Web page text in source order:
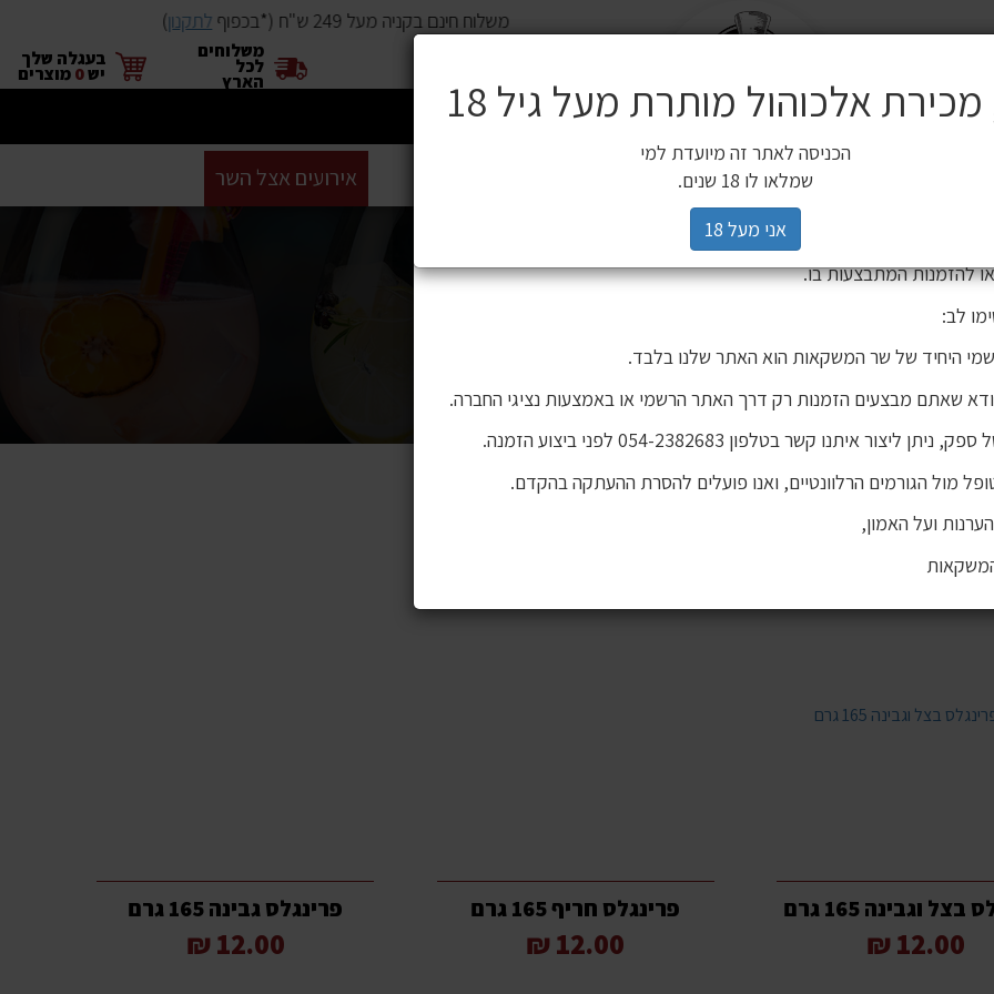
משלוח חינם בקניה מעל 249 ש"ח (*בכפוף לתקנון)
משלוחים
לכל
הארץ
בעגלה שלך
יש0מוצרים
משלימים SALE
אירועים אצל השר
וגבינה 165 גרם
12.00 ₪
פרינגלס חריף 165 גרם
12.00 ₪
פרינגלס גבינה 165 גרם
12.00 ₪
זיהינו כי גורם חיצוני העתיק את אתר האינטרנט שלנו ואת תכניו, ואף עושה בהם
אישור. מדובר באתר שאינו שייך לחברת שר המשקאות, ואיננו אחראים לתוכן,
להזמנות המתבצעות בו.
לב:
היחיד של שר המשקאות הוא האתר שלנו בלבד.
שאתם מבצעים הזמנות רק דרך האתר הרשמי או באמצעות נציגי החברה.
ליצור איתנו קשר בטלפון 054-2382683 לפני ביצוע הזמנה.
מול הגורמים הרלוונטיים, ואנו פועלים להסרת ההעתקה בהקדם.
ועל האמון,
מכירת אלכוהול מותרת מעל גיל 18
הכניסה לאתר זה מיועדת למי
שמלאו לו 18 שנים.
אני מעל 18